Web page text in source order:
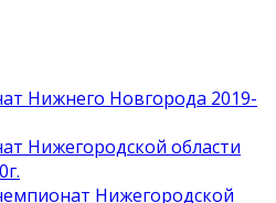
Нижнего Новгорода 2019-
Нижегородской области
Нижегородской